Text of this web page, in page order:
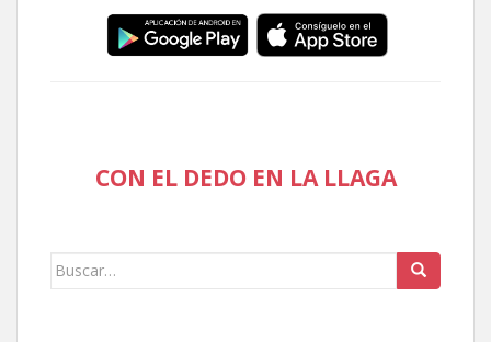
CON EL DEDO EN LA LLAGA
Buscar: